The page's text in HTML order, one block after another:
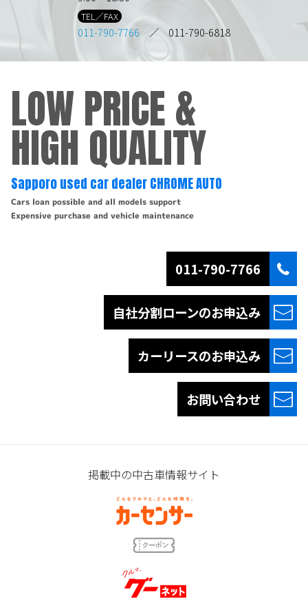
TEL／FAX
011-790-7766 ／ 011-790-6818
LOW PRICE &
HIGH QUALITY
Sapporo used car dealer CHROME AUTO
Cars loan possible and all models support
Expensive purchase and vehicle maintenance
011-790-7766
自社分割ローンのお申込み
カーリースのお申込み
お問い合わせ
掲載中の中古車情報サイト